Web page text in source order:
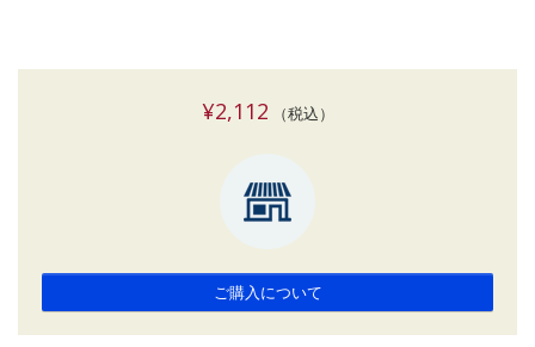
¥2,112 （税込）
ご購入について